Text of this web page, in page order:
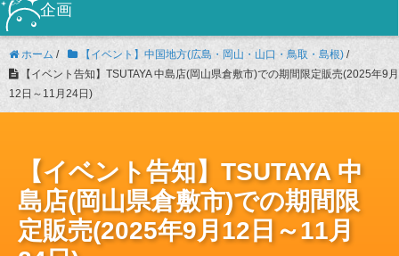
企画
ホーム / 【イベント】中国地方(広島・岡山・山口・鳥取・島根) /
【イベント告知】TSUTAYA 中島店(岡山県倉敷市)での期間限定販売(2025年9月
12日～11月24日)
【イベント告知】TSUTAYA 中
島店(岡山県倉敷市)での期間限
定販売(2025年9月12日～11月